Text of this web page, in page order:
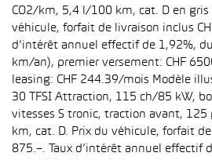
CO2/km, 5,4 l/100 km, cat. D en gris
véhicule, forfait de livraison inclus
d’intérêt annuel effectif de 1,92%,
km/an), premier versement: CHF
leasing: CHF 244.39/mois Modèle
30 TFSI Attraction, 115 ch/85 kW,
vitesses S tronic, traction avant,
km, cat. D. Prix du véhicule, forfait
875.–. Taux d’intérêt annuel effectif